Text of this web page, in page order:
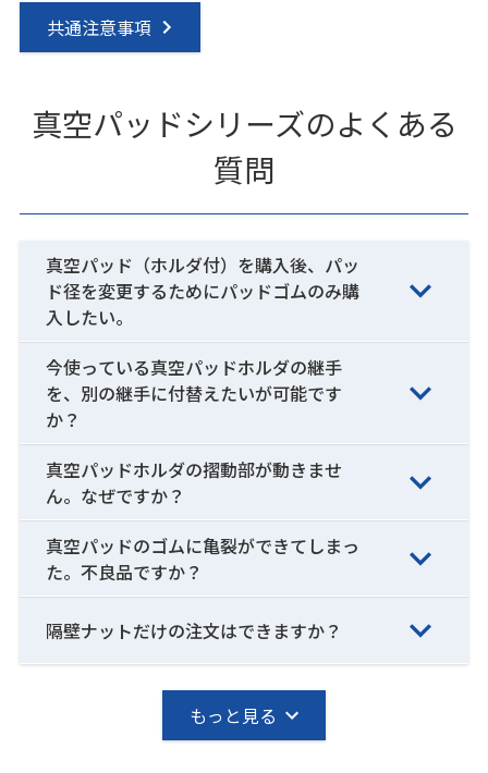
共通注意事項
真空パッドシリーズのよくある
質問
真空パッド（ホルダ付）を購入後、パッ
ド径を変更するためにパッドゴムのみ購
入したい。
今使っている真空パッドホルダの継手
を、別の継手に付替えたいが可能です
か？
真空パッドホルダの摺動部が動きませ
ん。なぜですか？
真空パッドのゴムに亀裂ができてしまっ
た。不良品ですか？
隔壁ナットだけの注文はできますか？
もっと見る